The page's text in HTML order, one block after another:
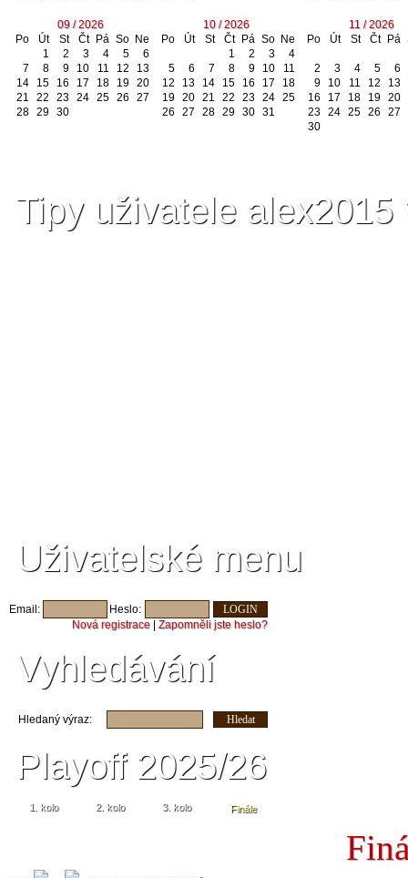
09 / 2026
Po
Út St Čt Pá So Ne
1
2 3 4 5
6
7
8 9 10 11 12
13
14
15 16 17 18 19 20
21
22 23 24 25 26
27
28 29 30
10 / 2026
Po
Út St Čt Pá So Ne
1
2 3
4
5
6 7 8 9 10
11
12
13 14 15 16 17
18
19 20 21 22 23 24 25
26
27 28 29 30 31
11 / 2026
Po
Út St Čt Pá
2 3 4 5
6
9
10 11 12
13
16
17 18 19 20
23 24 25 26
27
30
Tipy uživatele
Uživatelské menu
Email:
Heslo:
Nová registrace
Zapomněli jste heslo?
Vyhledávání
Hledaný výraz:
Playoff 2025/26
1. kolo 2. kolo 3. kolo Finále